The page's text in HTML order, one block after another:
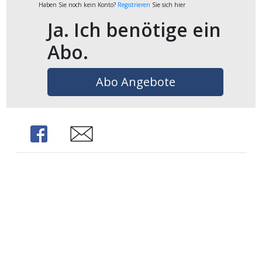
Haben Sie noch kein Konto? Registrieren Sie sich hier
Ja. Ich benötige ein
Abo.
Abo Angebote
Share Share